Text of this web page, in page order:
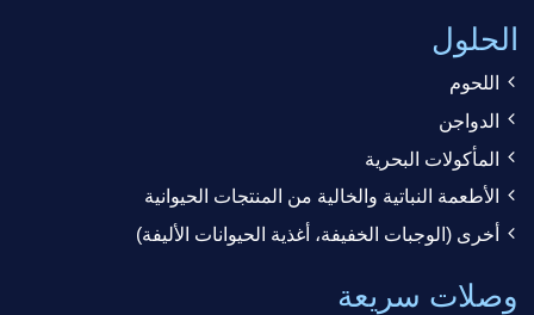
الحلول
اللحوم
الدواجن
المأكولات البحرية
الأطعمة النباتية والخالية من المنتجات الحيوانية
أخرى (الوجبات الخفيفة، أغذية الحيوانات الأليفة)
وصلات سريعة